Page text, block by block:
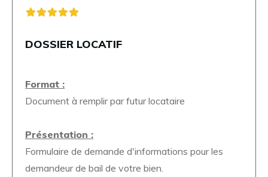
DOSSIER LOCATIF
Format :
Document à remplir par futur locataire
Présentation :
Formulaire de demande d'informations pour les
demandeur de bail de votre bien.